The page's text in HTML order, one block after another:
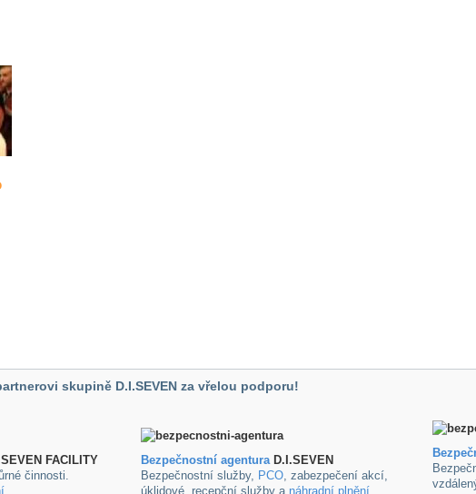
skupině D.I.SEVEN za vřelou podporu!
FACILITY
činnosti.
Bezpečnostní agenturaD.I.SEVEN
Bezpečnostní služby, PCO, zabezpečení akcí,
úklidové ,recepční služby a náhradní plnění